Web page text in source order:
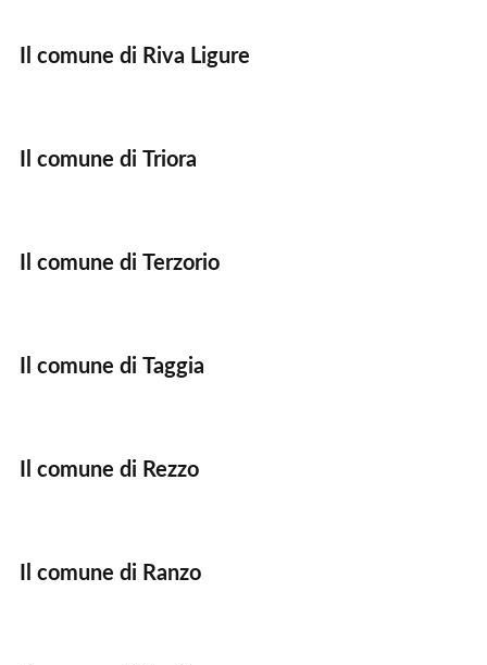
Il comune di Riva Ligure
Il comune di Triora
Il comune di Terzorio
Il comune di Taggia
Il comune di Rezzo
Il comune di Ranzo